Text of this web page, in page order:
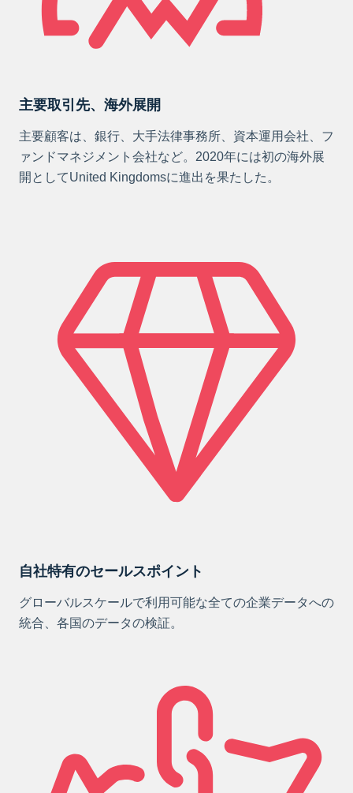
主要取引先、海外展開
主要顧客は、銀行、大手法律事務所、資本運用会社、フ
ァンドマネジメント会社など。2020年には初の海外展
開としてUnited Kingdomsに進出を果たした。
自社特有のセールスポイント
グローバルスケールで利用可能な全ての企業データへの
統合、各国のデータの検証。